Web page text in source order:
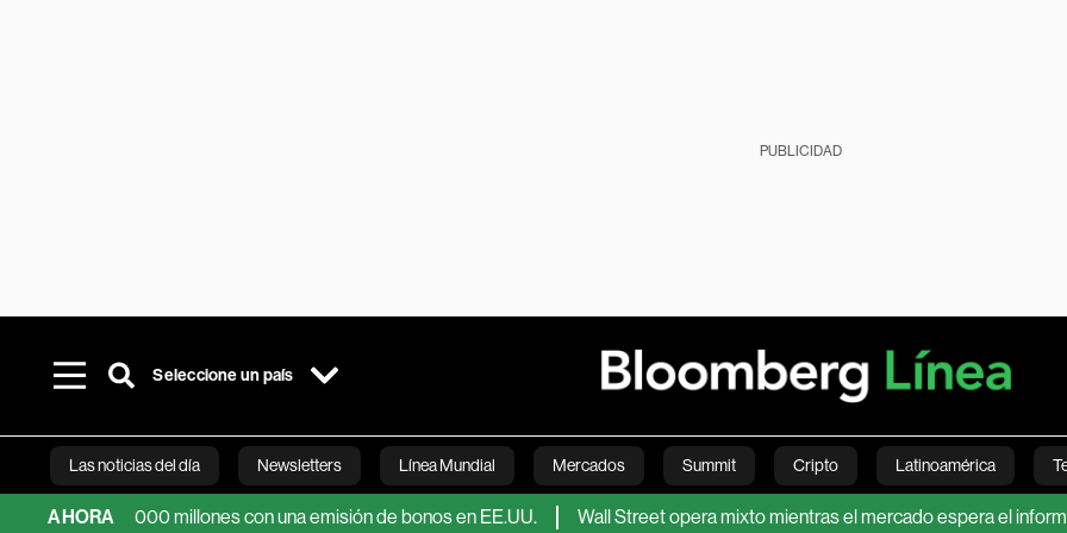
PUBLICIDAD
Seleccione un país
Las noticias del día Newsletters Línea Mundial Mercados Summit Cripto Latinoamérica
Bloomberg Green Economía Estilo de vida Mundo Videos
AHORA
US$25.000 millones con una emisión de bonos en EE.UU. Wall Street opera mixto mientras el mercado espera el informe de